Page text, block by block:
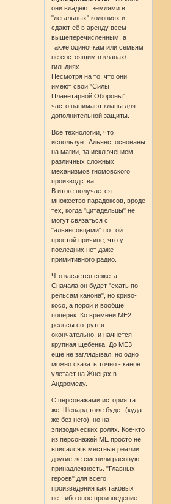
они владеют землями в
"легальных" колониях и
сдают её в аренду всем
вышеперечисленным, а
также одиночкам или семьям
не состоящим в кланах/
гильдиях.
Несмотря на то, что они
имеют свои "Силы
Планетарной Обороны",
часто нанимают кланы для
дополнительной защиты.
Все технологии, что
использует Альянс, основаны
на магии, за исключением
различных сложных
механизмов гномовского
производства.
В итоге получается
множество парадоксов, вроде
тех, когда "цитадельцы" не
могут связаться с
"альянсовцами" по той
простой причине, что у
последних нет даже
примитивного радио.
Что касается сюжета.
Сначала он будет "ехать по
рельсам канона", но криво-
косо, а порой и вообще
поперёк. Ко времени МЕ2
рельсы сотрутся
окончательно, и начнется
крупная щебенка. До МЕ3
ещё не заглядывал, но одно
можно сказать точно - канон
улетает на Жнецах в
Андромеду.
С персонажами история та
же. Шепард тоже будет (куда
же без него), но на
эпизодических ролях. Кое-кто
из персонажей МЕ просто не
вписался в местные реалии,
другие же сменили расовую
принадлежность. "Главных
героев" для всего
произведения как таковых
нет, ибо оное произведение